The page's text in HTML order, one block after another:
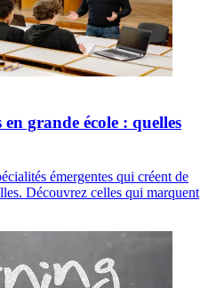
en grande école : quelles
émergentes qui créent de
Découvrez celles qui marquent